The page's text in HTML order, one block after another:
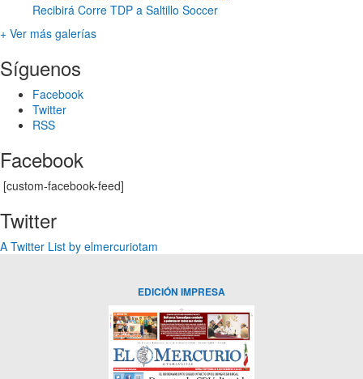
Recibirá Corre TDP a Saltillo Soccer
+ Ver más galerías
Síguenos
Facebook
Twitter
RSS
Facebook
[custom-facebook-feed]
Twitter
A Twitter List by elmercuriotam
EDICIÓN IMPRESA